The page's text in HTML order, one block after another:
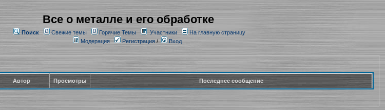
Все о металле и его обработке
Поиск Свежие темы Горячие Темы Участники
На главную страницу
Модерация
Регистрация/ Вход
Автор Просмотры Последнее сообщение